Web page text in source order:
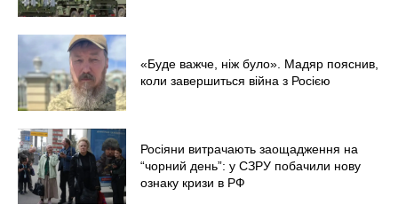
«Буде важче, ніж було». Мадяр пояснив,
коли завершиться війна з Росією
Росіяни витрачають заощадження на
“чорний день”: у СЗРУ побачили нову
ознаку кризи в РФ